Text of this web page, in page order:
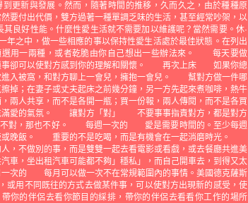
更新與發展。然而，隨著時間的推移，久而久之，由於種種原
付出代價，雙方過著一種單調乏味的生活，甚至經常吵架，以
良好性能。什麼性愛生活就不需要加以維護呢？當然需要。休·
之中，做一些相應的事以保持性愛生活處於最佳狀態。在列出
選用一兩種，或者乾脆由你自己想出一些辦法來。 每天要做
事卻可以使對方感到你的理解和關懷。 再次上床 如果你總
進入被窩，和對方聊上一會兒，擁抱一會兒。 幫對方做一件哪
；在妻子或丈夫起床之前幾分鐘，另一方先起來煮咖啡，熱牛
共享，而不是各開一瓶；買一份報，兩人傳閱，而不是各買
愛的氣氛。 讓對方「對」 不要事事指責對方，都是對方
不對，那也不好。 每週一次的 愛是需要時間的。至少每週
或晚飯。 重要的不是吃喝，而是有機會在一起消磨時光。
不做別的事，而是雙雙一起去看電影或看戲，或去餐廳共進美
坐出租汽車可能都不夠」穩私」，而自己開車去，到得又太
次的 每月可以做一次不在常規範圍內的事情。美國德克薩斯
或用不同既往的方式去做某件事，可以使對方出現新的感受，使
的伴侶去看你節目的綵排，帶你的伴侶去看看你工作的場所